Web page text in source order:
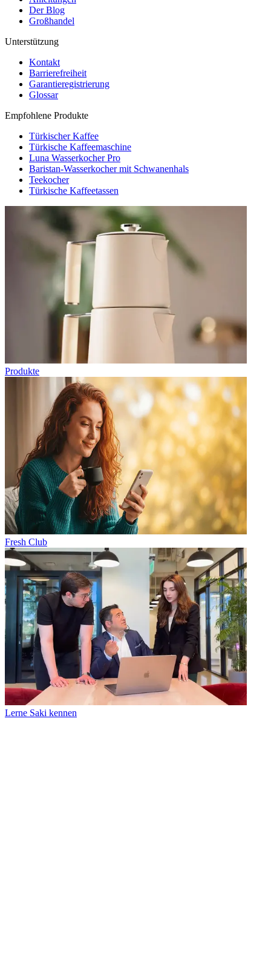
Der Blog
Großhandel
Unterstützung
Kontakt
Barrierefreiheit
Garantieregistrierung
Glossar
Empfohlene Produkte
Türkischer Kaffee
Türkische Kaffeemaschine
Luna Wasserkocher Pro
Baristan-Wasserkocher mit Schwanenhals
Teekocher
Türkische Kaffeetassen
Produkte
Fresh Club
Lerne Saki kennen